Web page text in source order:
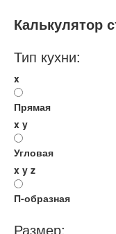
Калькулятор
Тип кухни:
x
Прямая
x y
Угловая
x y z
П-образная
Размер: